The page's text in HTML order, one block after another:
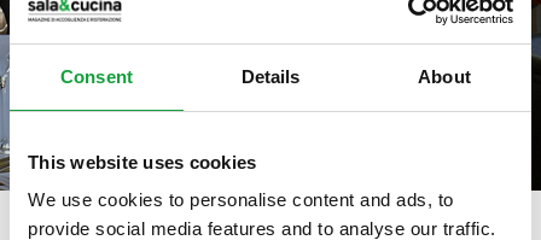
Consent Details About
This website uses cookies
We use cookies to personalise content and ads, to
provide social media features and to analyse our traffic.